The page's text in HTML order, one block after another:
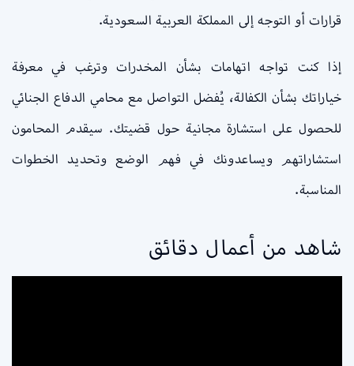
قرارات أو التوجه إلى المملكة العربية السعودية.
إذا كنت تواجه اتهامات بشأن المخدرات وترغب في معرفة
خياراتك بشأن الكفالة، يُفضل التواصل مع محامي الدفاع الجنائي
للحصول على استشارة مجانية حول قضيتك. سيقدم المحامون
استشاراتهم ويساعدونك في فهم الوضع وتحديد الخطوات
المناسبة.
شاهد من أعمال دقائق